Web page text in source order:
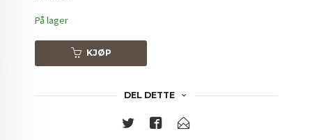
På lager
KJØP
DEL DETTE